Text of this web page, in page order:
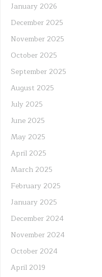
January 2026
December 2025
November 2025
October 2025
September 2025
August 2025
July 2025
June 2025
May 2025
April 2025
March 2025
February 2025
January 2025
December 2024
November 2024
October 2024
April 2019